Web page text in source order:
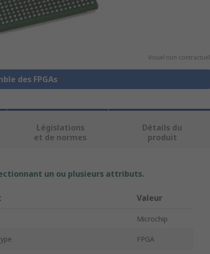
Visuel non contractuel
des FPGAs
Législations
et de normes
Détails du
produit
un ou plusieurs attributs.
Valeur
Microchip
FPGA